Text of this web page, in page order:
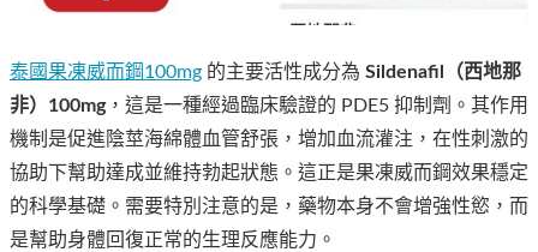
泰國果凍威而鋼100mg 的主要活性成分為 Sildenafil（西地那
非）100mg，這是一種經過臨床驗證的 PDE5 抑制劑。其作用
機制是促進陰莖海綿體血管舒張，增加血流灌注，在性刺激的
協助下幫助達成並維持勃起狀態。這正是果凍威而鋼效果穩定
的科學基礎。需要特別注意的是，藥物本身不會增強性慾，而
是幫助身體回復正常的生理反應能力。